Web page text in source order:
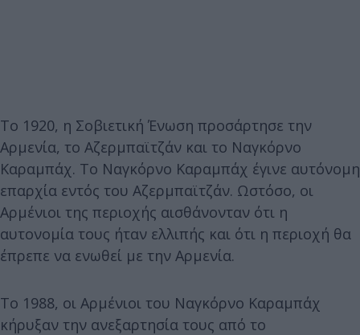
Το 1920, η Σοβιετική Ένωση προσάρτησε την
Αρμενία, το Αζερμπαϊτζάν και το Ναγκόρνο
Καραμπάχ. Το Ναγκόρνο Καραμπάχ έγινε αυτόνομη
επαρχία εντός του Αζερμπαϊτζάν. Ωστόσο, οι
Αρμένιοι της περιοχής αισθάνονταν ότι η
αυτονομία τους ήταν ελλιπής και ότι η περιοχή θα
έπρεπε να ενωθεί με την Αρμενία.
Το 1988, οι Αρμένιοι του Ναγκόρνο Καραμπάχ
κήρυξαν την ανεξαρτησία τους από το